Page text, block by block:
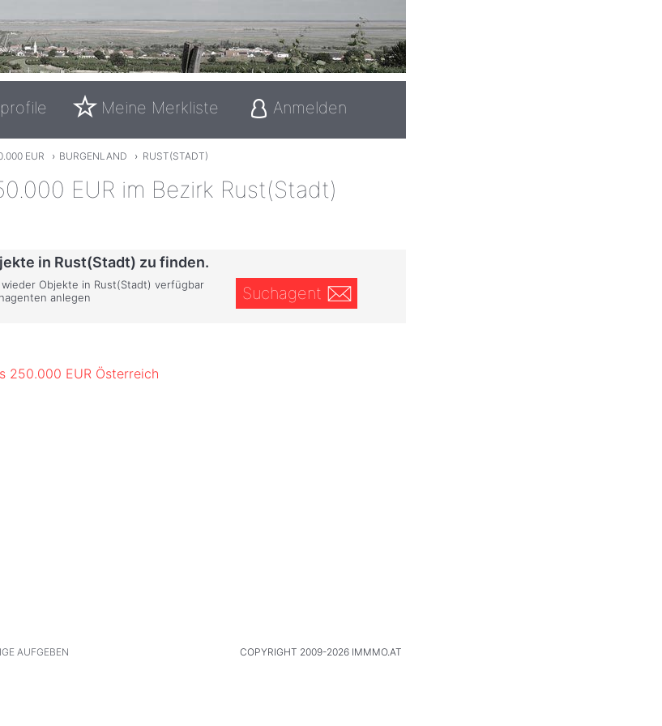
Meine Merkliste Anmelden
EUR › BURGENLAND › RUST(STADT)
EUR im Bezirk Rust(Stadt)
in Rust(Stadt) zu finden.
Objekte in Rust(Stadt) verfügbar
anlegen
Suchagent
250.000 EUR Österreich
AUFGEBEN COPYRIGHT 2009-2026 IMMMO.AT